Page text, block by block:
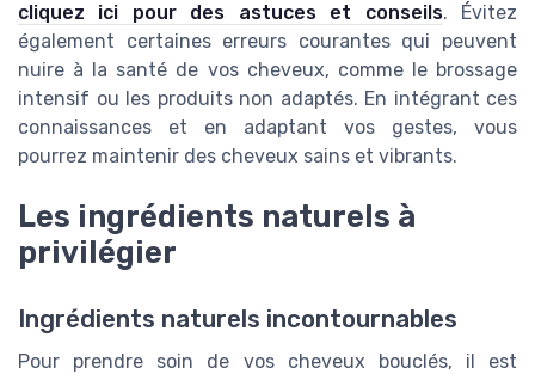
cliquez ici pour des astuces et conseils. Évitez
également certaines erreurs courantes qui peuvent
nuire à la santé de vos cheveux, comme le brossage
intensif ou les produits non adaptés. En intégrant ces
connaissances et en adaptant vos gestes, vous
pourrez maintenir des cheveux sains et vibrants.
Les ingrédients naturels à
privilégier
Ingrédients naturels incontournables
Pour prendre soin de vos cheveux bouclés, il est